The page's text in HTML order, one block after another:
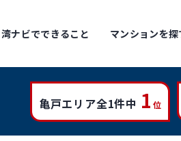
湾ナビでできること マンションを探
亀戸エリア全1件中 1 位